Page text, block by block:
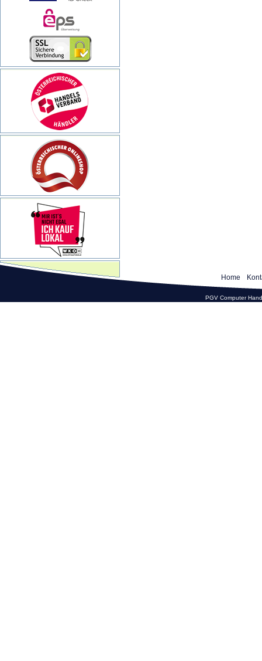
Home
PGV Computer